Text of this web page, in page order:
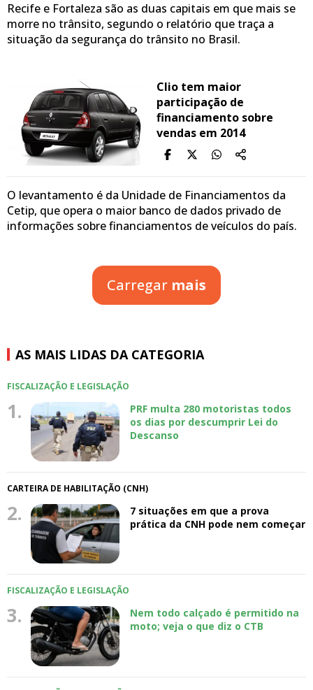
Recife e Fortaleza são as duas capitais em que mais se
morre no trânsito, segundo o relatório que traça a
situação da segurança do trânsito no Brasil.
Clio tem maior
participação de
financiamento sobre
vendas em 2014
O levantamento é da Unidade de Financiamentos da
Cetip, que opera o maior banco de dados privado de
informações sobre financiamentos de veículos do país.
Carregar mais
AS MAIS LIDAS DA CATEGORIA
FISCALIZAÇÃO E LEGISLAÇÃO
1.
PRF multa 280 motoristas todos
os dias por descumprir Lei do
Descanso
CARTEIRA DE HABILITAÇÃO (CNH)
2.
7 situações em que a prova
prática da CNH pode nem começar
FISCALIZAÇÃO E LEGISLAÇÃO
3.
Nem todo calçado é permitido na
moto; veja o que diz o CTB